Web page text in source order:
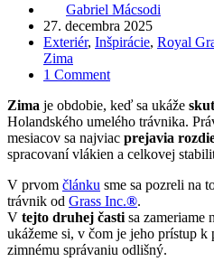
Gabriel Mácsodi
27. decembra 2025
Exteriér, Inšpirácie, Royal
Zima
1 Comment
Zima je obdobie, keď sa ukáže
Holandského umelého trávnika.
mesiacov sa najviac prejavia
spracovaní vlákien a celkovej
V prvom článku sme sa pozreli na
trávnik od Grass Inc.®.
V tejto druhej časti sa zameriame
ukážeme si, v čom je jeho prístup
zimnému správaniu odlišný.